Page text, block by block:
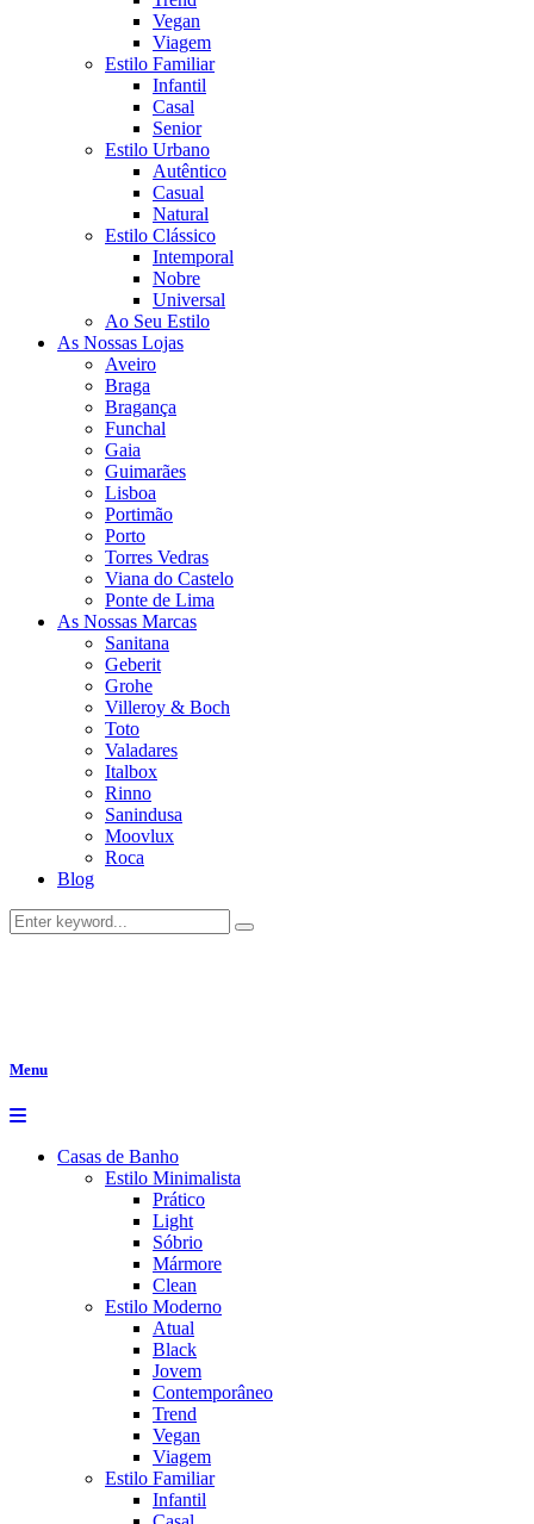
Vegan
Viagem
Estilo Familiar
Infantil
Casal
Senior
Estilo Urbano
Autêntico
Casual
Natural
Estilo Clássico
Intemporal
Nobre
Universal
Ao Seu Estilo
As Nossas Lojas
Aveiro
Braga
Bragança
Funchal
Gaia
Guimarães
Lisboa
Portimão
Porto
Torres Vedras
Viana do Castelo
Ponte de Lima
As Nossas Marcas
Sanitana
Geberit
Grohe
Villeroy & Boch
Toto
Valadares
Italbox
Rinno
Sanindusa
Moovlux
Roca
Blog
Menu
Casas de Banho
Estilo Minimalista
Prático
Light
Sóbrio
Mármore
Clean
Estilo Moderno
Atual
Black
Jovem
Contemporâneo
Trend
Vegan
Viagem
Estilo Familiar
Infantil